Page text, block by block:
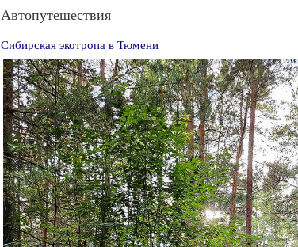
Автопутешествия
Сибирская экотропа в Тюмени